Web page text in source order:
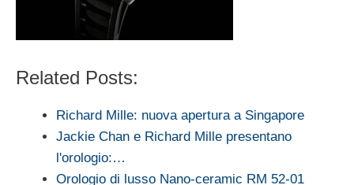
Related Posts:
Richard Mille: nuova apertura a Singapore
Jackie Chan e Richard Mille presentano
l'orologio:…
Orologio di lusso Nano-ceramic RM 52-01